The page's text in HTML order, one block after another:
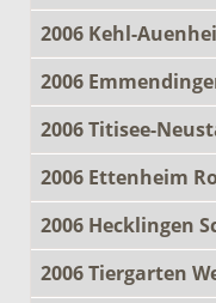
2006 Kehl-
2006
2006 Titisee-
2006 Ettenheim
2006 Hecklingen
2006 Tiergarten